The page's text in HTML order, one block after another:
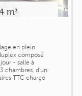
m²
en plein
composé
- salle à
chambres, d'un
TTC charge